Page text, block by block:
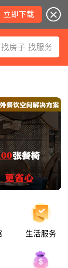
立即下载
房子 找服务
生活服务
习名额大增！